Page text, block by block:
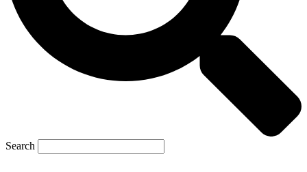
Search